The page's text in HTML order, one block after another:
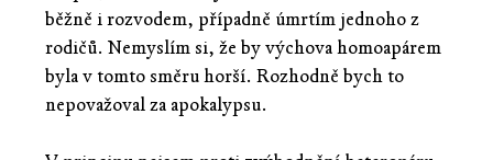
běžně i rozvodem, případně úmrtím jednoho z
rodičů. Nemyslím si, že by výchova homoapárem
byla v tomto směru horší. Rozhodně bych to
nepovažoval za apokalypsu.